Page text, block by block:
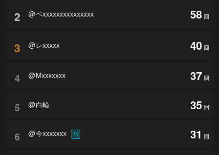
2 @ベxxxxxxxxxxxxxxx 58 回
3 @レxxxxx 40 回
4 @Mxxxxxxx 37 回
5 @白輪 35 回
6 @今xxxxxxx M 31 回